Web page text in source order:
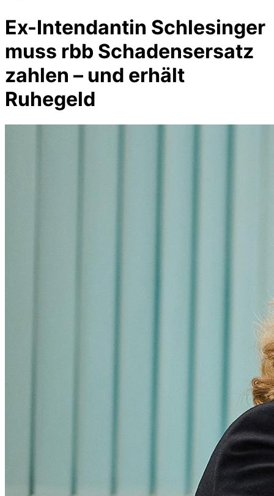
Ex-Intendantin Schlesinger
muss rbb Schadensersatz
zahlen – und erhält
Ruhegeld